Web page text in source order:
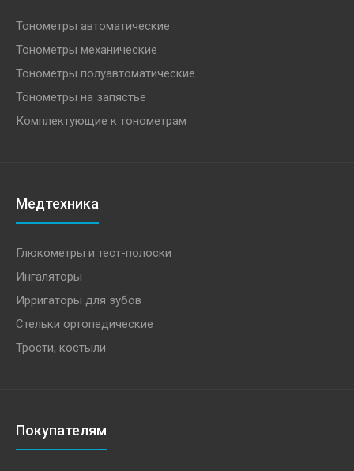
Тонометры автоматические
Тонометры механические
Тонометры полуавтоматические
Тонометры на запястье
Комплектующие к тонометрам
Медтехника
Глюкометры и тест-полоски
Ингаляторы
Ирригаторы для зубов
Стельки ортопедические
Трости, костыли
Покупателям